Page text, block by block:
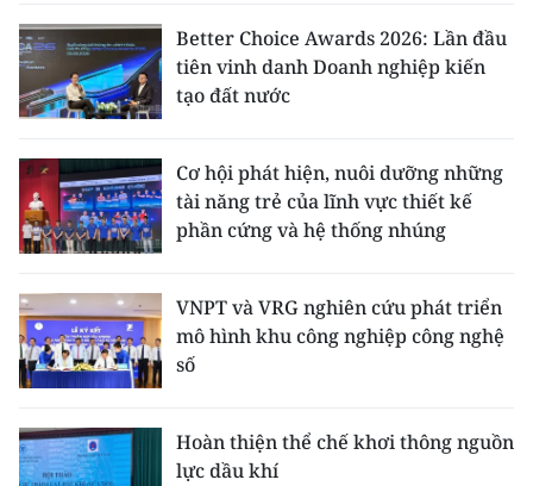
Better Choice Awards 2026: Lần đầu
tiên vinh danh Doanh nghiệp kiến
tạo đất nước
Cơ hội phát hiện, nuôi dưỡng những
tài năng trẻ của lĩnh vực thiết kế
phần cứng và hệ thống nhúng
VNPT và VRG nghiên cứu phát triển
mô hình khu công nghiệp công nghệ
số
Hoàn thiện thể chế khơi thông nguồn
lực dầu khí